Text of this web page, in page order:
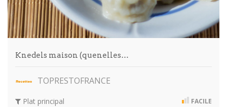
Knedels maison (quenelles…
TOPRESTOFRANCE
Plat principal FACILE